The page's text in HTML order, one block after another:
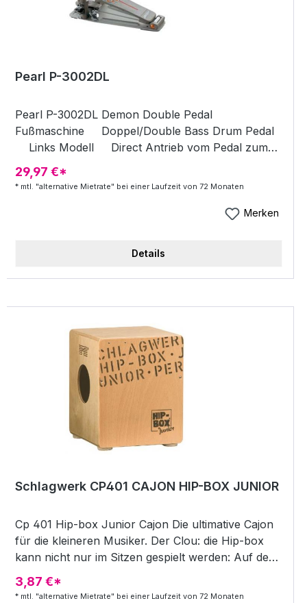
Pearl P-3002DL
Pearl P-3002DL Demon Double Pedal
Fußmaschine Doppel/Double Bass Drum Pedal
Links Modell Direct Antrieb vom Pedal zum
Schlegel - Position einstellbar Ninja Kugellager -
bestechen durch mikro polierte Stahl Kugeln mit
Longboard - ermöglicht das schnelle Einstellen
Latency U-Joints Control Core Schlegel
29,97 €*
* mtl. "alternative Mietrate" bei einer Laufzeit von 72 Monaten
Merken
Details
Schlagwerk CP401 CAJON HIP-BOX JUNIOR
Cp 401 Hip-box Junior Cajon Die ultimative Cajon
für die kleineren Musiker. Der Clou: die Hip-box
kann nicht nur im Sitzen gespielt werden: Auf der
Rückseite liegend, können mehrere "drummer"
gleichzeitig auf der Cajon spielen. Aber Vorsicht:
3,87 €*
* mtl. "alternative Mietrate" bei einer Laufzeit von 72 Monaten